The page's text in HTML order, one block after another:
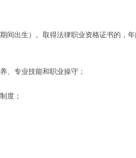
间出生）。取得法律职业资格证书的，
、专业技能和职业操守；
度；